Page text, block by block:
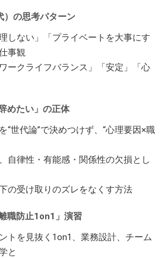
）の思考パターン
しない」「プライベートを大事にす
事観
ークライフバランス」「安定」「心
めたい」の正体
世代論”で決めつけず、“心理要因×職
自律性・有能感・関係性の欠損とし
の受け取りのズレをなくす方法
職防止1on1」演習
トを見抜く1on1、業務設計、チーム
と